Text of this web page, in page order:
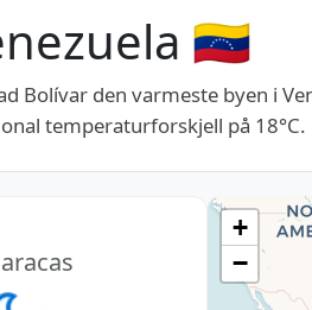
🇻🇪
Bolívar den varmeste byen i
temperaturforskjell på 18°C.
+
−